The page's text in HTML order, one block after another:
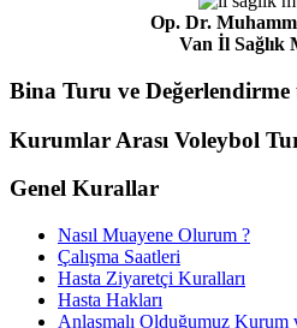
Op. Dr.
Van İl Sağlık
Bina Turu ve Değerlendirme
Kurumlar Arası Voleybol
Genel Kurallar
Nasıl Muayene Olurum ?
Çalışma Saatleri
Hasta Ziyaretçi Kuralları
Hasta Hakları
Anlaşmalı Olduğumuz Kurum